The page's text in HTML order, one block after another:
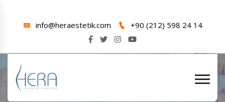
info@heraestetik.com +90 (212) 598 24 14